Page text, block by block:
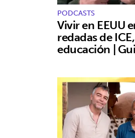
PODCASTS
Vivir en EEUU
redadas de
educación |